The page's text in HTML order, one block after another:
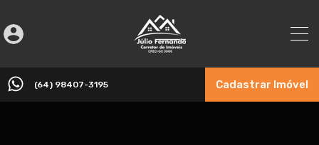
(64) 98407-3195 Cadastrar Imóvel